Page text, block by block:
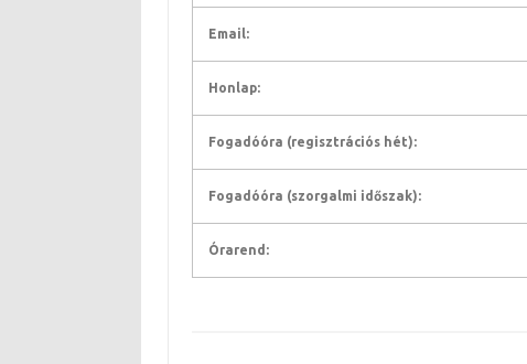
Email:
Honlap:
Fogadóóra (regisztrációs hét):
Fogadóóra (szorgalmi időszak):
Órarend: